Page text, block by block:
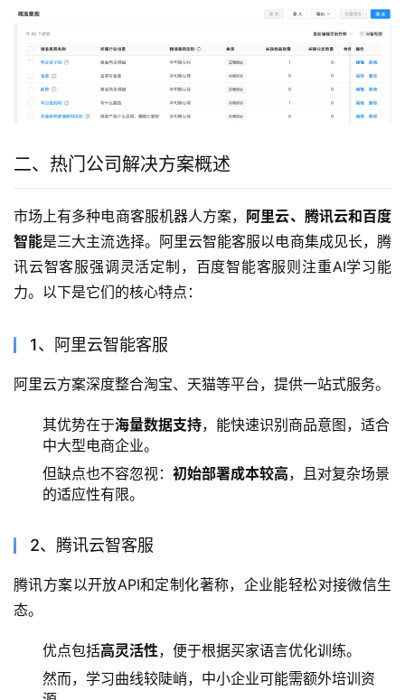
二、热门公司解决方案概述
市场上有多种电商客服机器人方案， 阿里云、腾讯云和百度
智能是三大主流选择。阿里云智能客服以电商集成见长，腾
讯云智客服强调灵活定制，百度智能客服则注重AI学习能
力。以下是它们的核心特点：
1、阿里云智能客服
阿里云方案深度整合淘宝、天猫等平台，提供一站式服务。
其优势在于海量数据支持，能快速识别商品意图，适合
中大型电商企业。
但缺点也不容忽视： 初始部署成本较高，且对复杂场景
的适应性有限。
2、腾讯云智客服
腾讯方案以开放API和定制化著称，企业能轻松对接微信生
态。
优点包括高灵活性，便于根据买家语言优化训练。
然而，学习曲线较陡峭，中小企业可能需额外培训资